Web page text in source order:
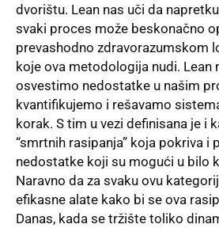
dvorištu. Lean nas uči da
svaki proces može beskonačno
prevashodno zdravorazumskom
koje ova metodologija nudi. Lean
osvestimo nedostatke u našim
kvantifikujemo i rešavamo
korak. S tim u vezi definisana je i
“smrtnih rasipanja” koja pokriva i
nedostatke koji su mogući u bilo
Naravno da za svaku ovu
efikasne alate kako bi se ova
Danas, kada se tržište toliko